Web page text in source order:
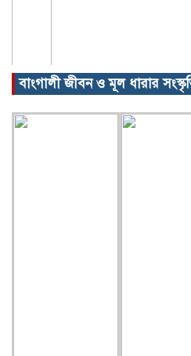
বাংগালী জীবন ও মূল ধারার